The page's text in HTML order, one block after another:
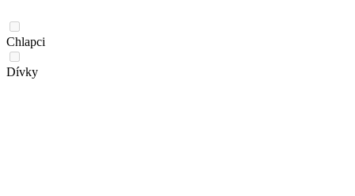
Chlapci
Dívky